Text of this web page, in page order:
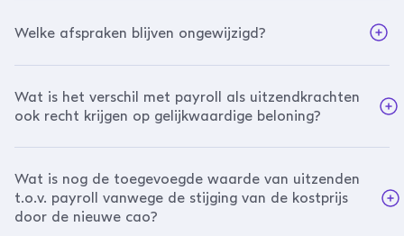
Welke afspraken blijven ongewijzigd?
Wat is het verschil met payroll als uitzendkrachten
ook recht krijgen op gelijkwaardige beloning?
Wat is nog de toegevoegde waarde van uitzenden
t.o.v. payroll vanwege de stijging van de kostprijs
door de nieuwe cao?